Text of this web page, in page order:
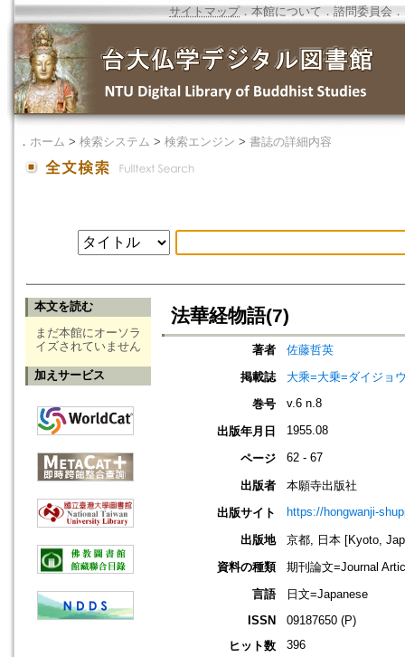
サイトマップ．本館について ． 諮問委員会 ．
． ホーム > 検索システム > 検索エンジン > 書誌の詳細内容
本文を読む
まだ本館にオーソラ
イズされていません
加えサービス
法華経物語(7)
著者
佐藤哲英
掲載誌
大乘=大乗=ダイジョ
巻号
v.6 n.8
出版年月日 1955.08
ページ 62 - 67
出版者
本願寺出版社
出版サイト
https://hongwanji-
出版地
京都, 日本 [Kyoto,
資料の種類
期刊論文=Journal
言語
日文=Japanese
ISSN
09187650 (P)
ヒット数
396